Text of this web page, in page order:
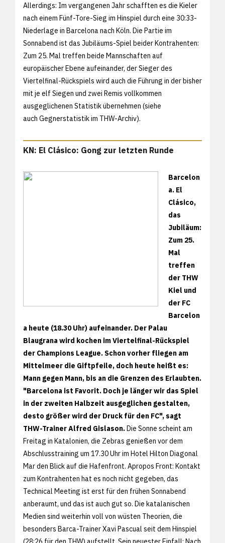
Allerdings: Im vergangenen Jahr schafften es die Kieler
nach einem Fünf-Tore-Sieg im Hinspiel durch eine 30:33-
Niederlage in Barcelona nach Köln. Die Partie im
Sonnabend ist das Jubiläums-Spiel beider Kontrahenten:
Zum 25. Mal treffen beide Mannschaften auf
europäischer Ebene aufeinander, der Sieger des
Viertelfinal-Rückspiels wird auch die Führung in der bisher
mit je elf Siegen und zwei Remis vollkommen
ausgeglichenen Statistik übernehmen (siehe
auch Gegnerstatistik im THW-Archiv).
KN: El Clásico: Gong zur letzten Runde
Barcelon
a. El
Clásico,
das
Jubiläum:
Zum 25.
Mal
treffen
der THW
Kiel und
der FC
Barcelon
a heute (18.30 Uhr) aufeinander. Der Palau
Blaugrana wird kochen im Viertelfinal-Rückspiel
der Champions League. Schon vorher fliegen am
Mittelmeer die Giftpfeile, doch heute heißt es:
Mann gegen Mann, bis an die Grenzen des Erlaubten.
"Barcelona ist Favorit. Doch je länger wir das Spiel
in der zweiten Halbzeit ausgeglichen gestalten,
desto größer wird der Druck für den FC", sagt
THW-Trainer Alfred Gislason.Die Sonne scheint am
Freitag in Katalonien, die Zebras genießen vor dem
Abschlusstraining um 17.30 Uhr im Hotel Hilton Diagonal
Mar den Blick auf die Hafenfront. Apropos Front: Kontakt
zum Kontrahenten hat es noch nicht gegeben, das
Technical Meeting ist erst für den frühen Sonnabend
anberaumt, und das ist auch gut so. Die katalanischen
Medien sind weiterhin voll von wüsten Theorien, die
besonders Barca-Trainer Xavi Pascual seit dem Hinspiel